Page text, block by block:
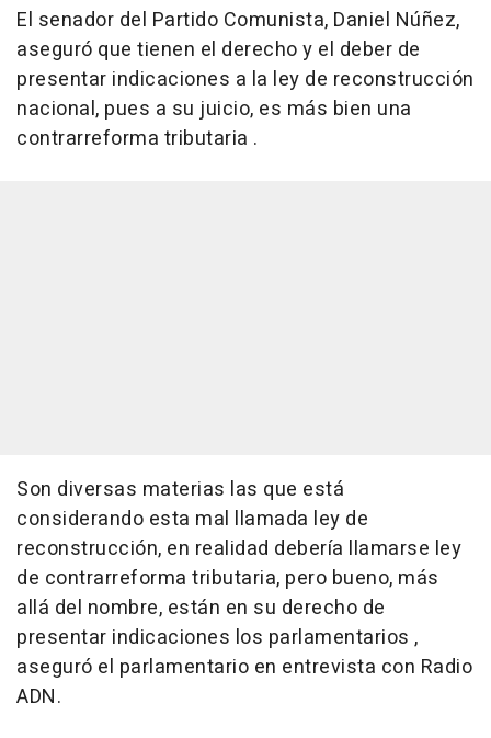
El senador del Partido Comunista, Daniel Núñez,
aseguró que tienen el derecho y el deber de
presentar indicaciones a la ley de reconstrucción
nacional, pues a su juicio, es más bien una
contrarreforma tributaria .
Son diversas materias las que está
considerando esta mal llamada ley de
reconstrucción, en realidad debería llamarse ley
de contrarreforma tributaria, pero bueno, más
allá del nombre, están en su derecho de
presentar indicaciones los parlamentarios ,
aseguró el parlamentario en entrevista con Radio
ADN.